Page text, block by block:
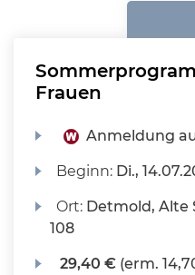
Frauen
Anmeldung
Beginn: Di.,
Ort: Detmold, Alte
108
29,40 € (erm.